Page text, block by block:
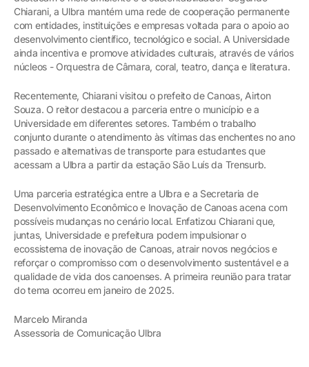
Chiarani, a Ulbra mantém uma rede de cooperação permanente
com entidades, instituições e empresas voltada para o apoio ao
desenvolvimento científico, tecnológico e social. A Universidade
ainda incentiva e promove atividades culturais, através de vários
núcleos - Orquestra de Câmara, coral, teatro, dança e literatura.
Recentemente, Chiarani visitou o prefeito de Canoas, Airton
Souza. O reitor destacou a parceria entre o município e a
Universidade em diferentes setores. Também o trabalho
conjunto durante o atendimento às vítimas das enchentes no ano
passado e alternativas de transporte para estudantes que
acessam a Ulbra a partir da estação São Luís da Trensurb.
Uma parceria estratégica entre a Ulbra e a Secretaria de
Desenvolvimento Econômico e Inovação de Canoas acena com
possíveis mudanças no cenário local. Enfatizou Chiarani que,
juntas, Universidade e prefeitura podem impulsionar o
ecossistema de inovação de Canoas, atrair novos negócios e
reforçar o compromisso com o desenvolvimento sustentável e a
qualidade de vida dos canoenses. A primeira reunião para tratar
do tema ocorreu em janeiro de 2025.
Marcelo Miranda
Assessoria de Comunicação Ulbra